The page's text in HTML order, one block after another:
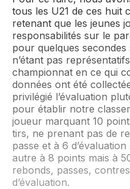
tous les U21 de ces huit
retenant que les jeunes
responsabilités sur le
pour quelques
n’étant pas
championnat en ce qui
données ont été
privilégié l’évaluation
pour établir notre
joueur marquant 10
tirs, ne prenant pas de
passe et à 6
autre à 8 points mais à
rebonds, passes,
d’évaluation.